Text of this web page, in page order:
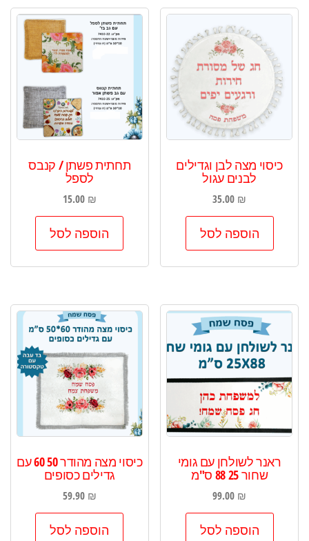
כיסוי מצה לבן וגדילים
לבנים עגול
35.00 ₪
הוספה לסל
תחתית פשתן / קנבס
לספל
15.00 ₪
הוספה לסל
ראנר לשולחן עם גומי
שחור 25 88 ס"מ
99.00 ₪
הוספה לסל
כיסוי מצה מהודר 50 60 עם
גדילים כסופים
59.90 ₪
הוספה לסל